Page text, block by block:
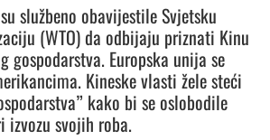
službeno obavijestile Svjetsku
(WTO) da odbijaju priznati Kinu
gospodarstva. Europska unija se
Kineske vlasti žele steći
kako bi se oslobodile
svojih roba.